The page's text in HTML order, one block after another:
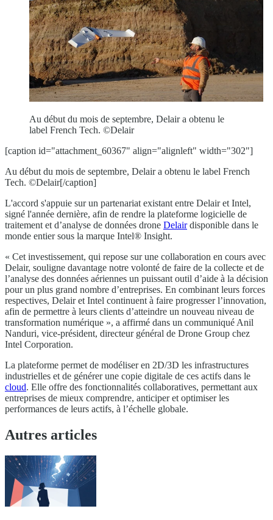
Au début du mois de septembre, Delair a obtenu le
label French Tech. ©Delair
[caption id="attachment_60367" align="alignleft" width="302"]
Au début du mois de septembre, Delair a obtenu le label French
Tech. ©Delair[/caption]
L'accord s'appuie sur un partenariat existant entre Delair et Intel,
signé l'année dernière, afin de rendre la plateforme logicielle de
traitement et d’analyse de données drone Delairdisponible dans le
monde entier sous la marque Intel® Insight.
« Cet investissement, qui repose sur une collaboration en cours avec
Delair, souligne davantage notre volonté de faire de la collecte et de
l’analyse des données aériennes un puissant outil d’aide à la décision
pour un plus grand nombre d’entreprises. En combinant leurs forces
respectives, Delair et Intel continuent à faire progresser l’innovation,
afin de permettre à leurs clients d’atteindre un nouveau niveau de
transformation numérique », a affirmé dans un communiqué Anil
Nanduri, vice-président, directeur général de Drone Group chez
Intel Corporation.
La plateforme permet de modéliser en 2D/3D les infrastructures
industrielles et de générer une copie digitale de ces actifs dans le
cloud. Elle offre des fonctionnalités collaboratives, permettant aux
entreprises de mieux comprendre, anticiper et optimiser les
performances de leurs actifs, à l’échelle globale.
Autres articles